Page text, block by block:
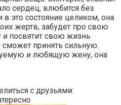
сердец, влюбится без
в это состояние целиком, она
жертв, забудет про свою
и посвятит свою жизнь
сможет принять сильную.
и любящую жену, она
с друзьями: